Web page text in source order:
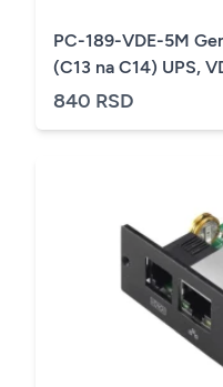
PC-189-VDE-5M
(C13 na C14) UPS,
840 RSD